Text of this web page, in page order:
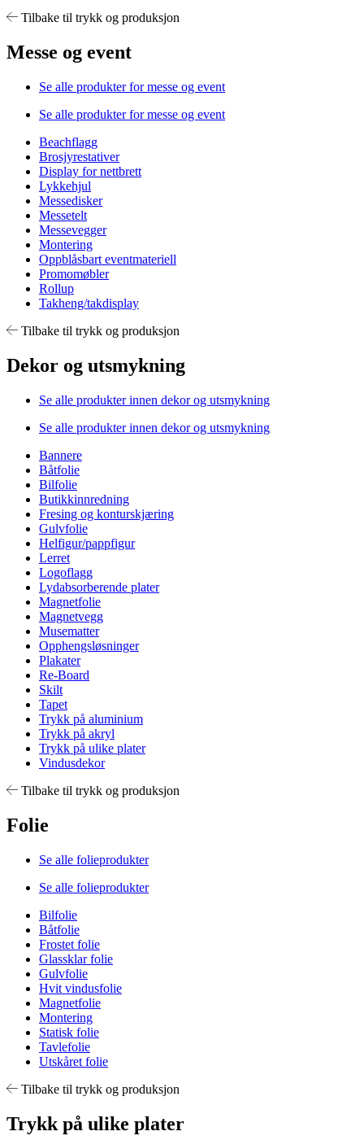
Tilbake til trykk og produksjon
Messe og event
Se alle produkter for messe og event
Se alle produkter for messe og event
Beachflagg
Brosjyrestativer
Display for nettbrett
Lykkehjul
Messedisker
Messetelt
Messevegger
Montering
Oppblåsbart eventmateriell
Promomøbler
Rollup
Takheng/takdisplay
Tilbake til trykk og produksjon
Dekor og utsmykning
Se alle produkter innen dekor og utsmykning
Se alle produkter innen dekor og utsmykning
Bannere
Båtfolie
Bilfolie
Butikkinnredning
Fresing og konturskjæring
Gulvfolie
Helfigur/pappfigur
Lerret
Logoflagg
Lydabsorberende plater
Magnetfolie
Magnetvegg
Musematter
Opphengsløsninger
Plakater
Re-Board
Skilt
Tapet
Trykk på aluminium
Trykk på akryl
Trykk på ulike plater
Vindusdekor
Tilbake til trykk og produksjon
Folie
Se alle folieprodukter
Se alle folieprodukter
Bilfolie
Båtfolie
Frostet folie
Glassklar folie
Gulvfolie
Hvit vindusfolie
Magnetfolie
Montering
Statisk folie
Tavlefolie
Utskåret folie
Tilbake til trykk og produksjon
Trykk på ulike plater